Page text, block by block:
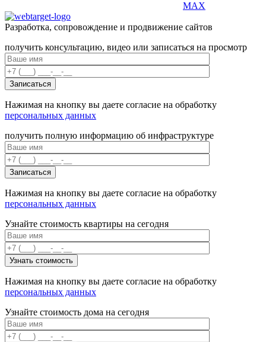
MAX
Разработка, сопровождение и продвижение сайтов
получить консультацию, видео или записаться на просмотр
Нажимая на кнопку вы даете согласие на обработку
персональных данных
получить полную информацию об инфраструктуре
Нажимая на кнопку вы даете согласие на обработку
персональных данных
Узнайте стоимость квартиры на сегодня
Нажимая на кнопку вы даете согласие на обработку
персональных данных
Узнайте стоимость дома на сегодня